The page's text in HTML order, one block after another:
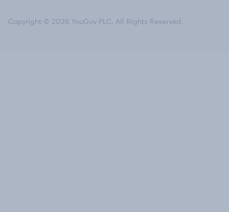
Copyright © 2026 YouGov PLC. All Rights Reserved.